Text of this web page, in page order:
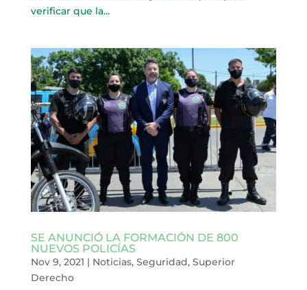
verificar que la...
SE ANUNCIÓ LA FORMACIÓN DE 800
NUEVOS POLICÍAS
Nov 9, 2021 | Noticias, Seguridad, Superior
Derecho